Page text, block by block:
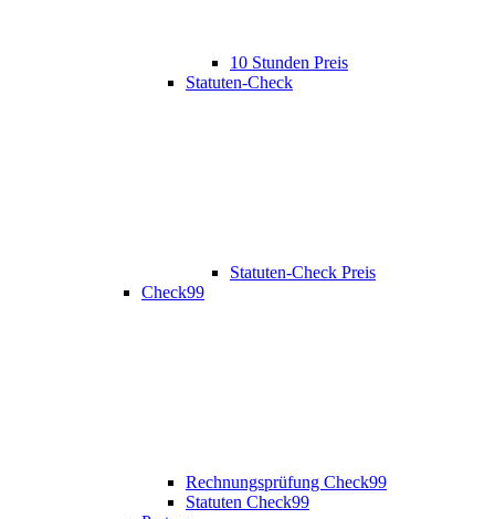
10 Stunden Preis
Statuten-Check
Statuten-Check Preis
Check99
Rechnungsprüfung Check99
Statuten Check99